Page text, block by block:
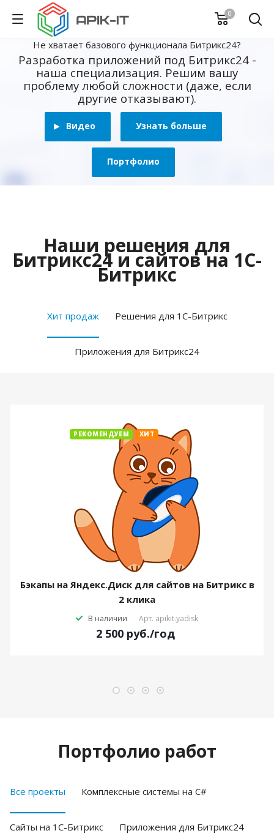
0
Не хватает базового функционала Битрикс24?
Разработка приложений под Битрикс24 -
наша специализация. Решим вашу
проблему любой сложности (даже, если
другие отказывают).
Видео Узнать больше
Портфолио
Наши решения для
Битрикс24 и сайтов на 1С-
Битрикс
Хит продаж Решения для 1С-Битрикс
Приложения для Битрикс24
РЕКОМЕНДУЕМ ХИТ
Бэкапы на Яндекс.Диск для сайтов на Битрикс в
2 клика
В наличии Арт. apikit.yadisk
2 500 руб./год
Портфолио работ
Все проекты Комплексные системы на C#
Cайты на 1С-Битрикс Приложения для Битрикс24